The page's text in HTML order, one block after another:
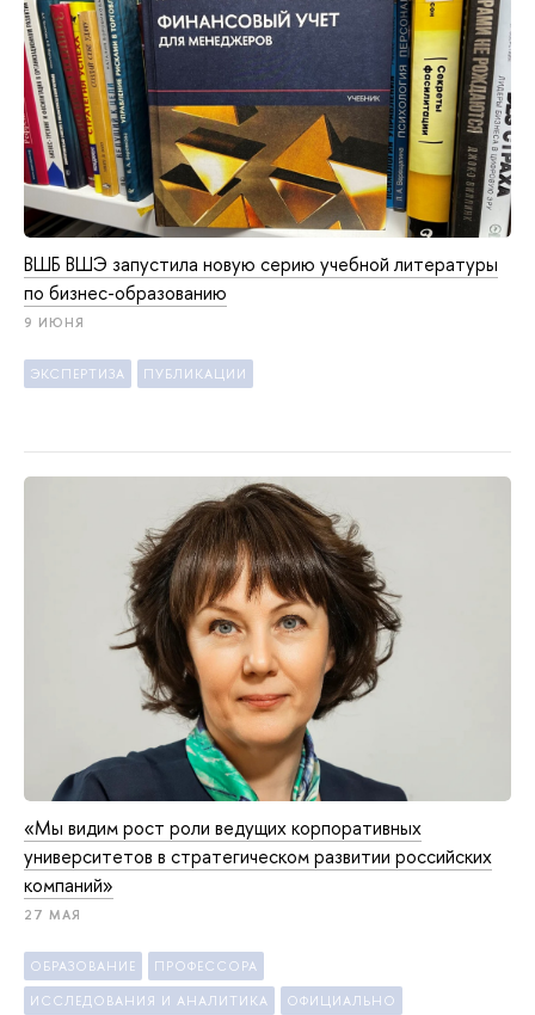
ВШБ ВШЭ запустила новую серию учебной литературы
по бизнес-образованию
9 ИЮНЯ
ЭКСПЕРТИЗА ПУБЛИКАЦИИ
«Мы видим рост роли ведущих корпоративных
университетов в стратегическом развитии российских
компаний»
27 МАЯ
ОБРАЗОВАНИЕ ПРОФЕССОРА
ИССЛЕДОВАНИЯ И АНАЛИТИКА ОФИЦИАЛЬНО